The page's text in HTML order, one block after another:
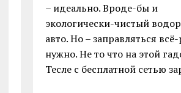
– идеально. Вроде-бы и
экологически-чистый
авто. Но – заправляться
нужно. Не то что на этой
Тесле с бесплатной сетью